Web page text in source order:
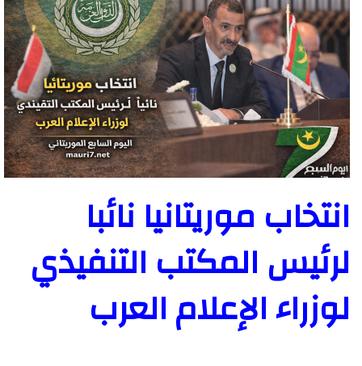
انتخاب موريتانيا نائبا
لرئيس المكتب التنفيذي
لوزراء الإعلام العرب